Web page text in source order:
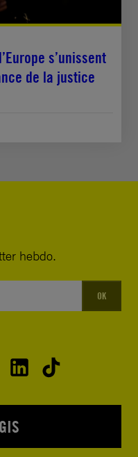
s’unissent
de la justice
hebdo.
OK